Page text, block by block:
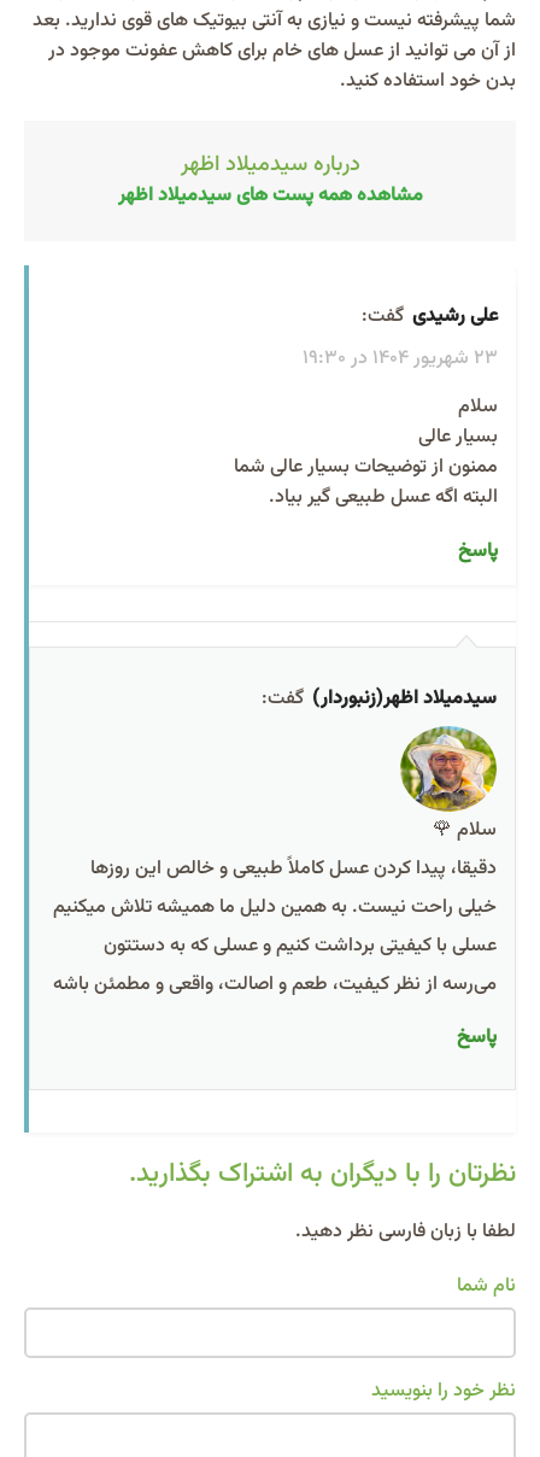
شما پیشرفته نیست و نیازی به آنتی بیوتیک های قوی ندارید. بعد
از آن می‌ توانید از عسل‌ های خام برای کاهش عفونت موجود در
بدن خود استفاده کنید.
درباره سیدمیلاد اظهر
مشاهده همه پست های سیدمیلاد اظهر
علی رشیدی گفت:
23 شهریور 1404 در 19:30
سلام
بسیار عالی
ممنون از توضیحات بسیار عالی شما
البته اگه عسل طبیعی گیر بیاد.
پاسخ
سیدمیلاد اظهر(زنبوردار) گفت:
سلام 🌹
دقیقا، پیدا کردن عسل کاملاً طبیعی و خالص این روزها
خیلی راحت نیست. به همین دلیل ما همیشه تلاش میکنیم
عسلی با کیفیتی برداشت کنیم و عسلی که به دستتون
می‌رسه از نظر کیفیت، طعم و اصالت، واقعی و مطمئن باشه
پاسخ
نظرتان را با دیگران به اشتراک بگذارید.
لطفا با زبان فارسی نظر دهید.
نام شما
نظر خود را بنویسید
Alternative: